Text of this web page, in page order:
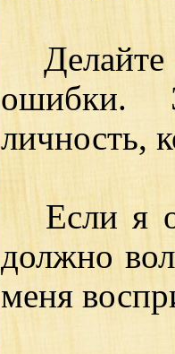
Делайте
ошибки.
личность,
Если я
должно
меня